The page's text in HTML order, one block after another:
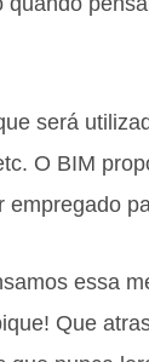
será
O BIM
essa
Que